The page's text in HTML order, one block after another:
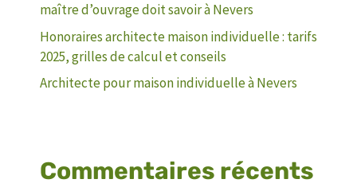
maître d’ouvrage doit savoir à Nevers
Honoraires architecte maison individuelle : tarifs
2025, grilles de calcul et conseils
Architecte pour maison individuelle à Nevers
Commentaires récents